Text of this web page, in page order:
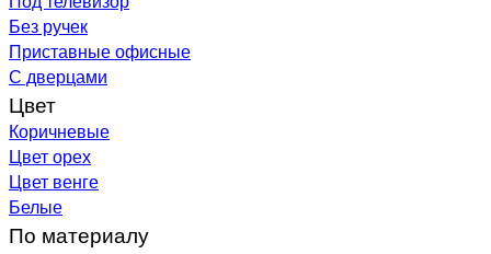
Без ручек
Приставные офисные
С дверцами
Цвет
Коричневые
Цвет орех
Цвет венге
Белые
По материалу